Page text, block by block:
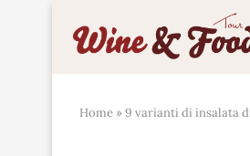
Home »9 varianti di insalata